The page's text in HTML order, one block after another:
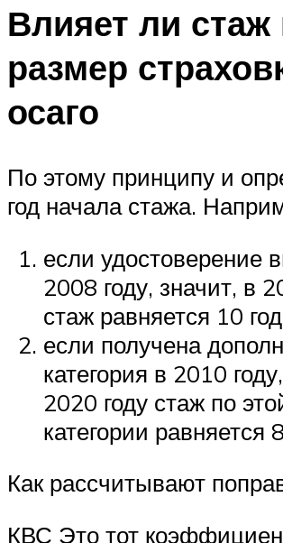
Влияет ли стаж
размер
осаго
По этому принципу и
год начала стажа.
если удостоверение
2008 году, значит, в
стаж равняется 10
если получена
категория в 2010
2020 году стаж по
категории равняется
Как рассчитывают
КВС Это тот